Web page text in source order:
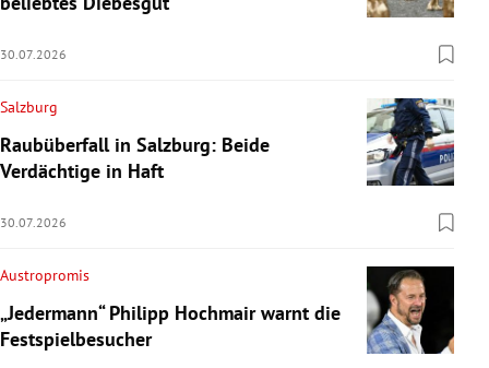
30.07.2026
Salzburg
Raubüberfall in Salzburg: Beide
Verdächtige in Haft
30.07.2026
Austropromis
„Jedermann“ Philipp Hochmair warnt die
Festspielbesucher